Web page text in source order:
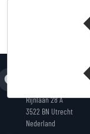
Rijnlaan 28 A
3522 BN Utrecht
Nederland